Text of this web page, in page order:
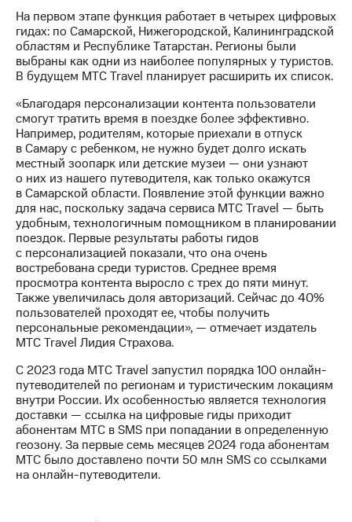
Собрания
акционеров
Личный
кабинет
акционера
капитал
Контроль
и
аудит
Рынок
акций
Описание
Программа
приобретения
Порядок
выкупа
акций
Дивиденды
Рынок
облигаций
Описание
Еврооблигации-2023
Уведомление
о
погашении
именных
облигаций
Другое
На первом этапе функция работает в четырех цифровых
гидах: по Самарской, Нижегородской, Калининградской
областям и Республике Татарстан. Регионы были
выбраны как одни из наиболее популярных у туристов.
В будущем МТС Travel планирует расширить их список.
«Благодаря персонализации контента пользователи
смогут тратить время в поездке более эффективно.
Например, родителям, которые приехали в отпуск
в Самару с ребенком, не нужно будет долго искать
местный зоопарк или детские музеи — они узнают
о них из нашего путеводителя, как только окажутся
в Самарской области. Появление этой функции важно
для нас, поскольку задача сервиса МТС Travel — быть
удобным, технологичным помощником в планировании
поездок. Первые результаты работы гидов
с персонализацией показали, что она очень
востребована среди туристов. Среднее время
просмотра контента выросло с трех до пяти минут.
Также увеличилась доля авторизаций. Сейчас до 40%
пользователей проходят ее, чтобы получить
персональные рекомендации», — отмечает издатель
МТС Travel Лидия Страхова.
С 2023 года МТС Travel запустил порядка 100 онлайн-
путеводителей по регионам и туристическим локациям
внутри России. Их особенностью является технология
доставки — ссылка на цифровые гиды приходит
абонентам МТС в SMS при попадании в определенную
геозону. За первые семь месяцев 2024 года абонентам
МТС было доставлено почти 50 млн SMS со ссылками
на онлайн-путеводители.